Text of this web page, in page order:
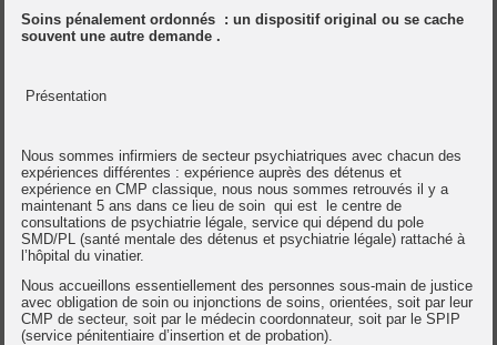
Soins pénalement ordonnés : un dispositif original ou se cache
souvent une autre demande .
Présentation
Nous sommes infirmiers de secteur psychiatriques avec chacun des
expériences différentes : expérience auprès des détenus et
expérience en CMP classique, nous nous sommes retrouvés il y a
maintenant 5 ans dans ce lieu de soin qui est le centre de
consultations de psychiatrie légale, service qui dépend du pole
SMD/PL (santé mentale des détenus et psychiatrie légale) rattaché à
l’hôpital du vinatier.
Nous accueillons essentiellement des personnes sous-main de justice
avec obligation de soin ou injonctions de soins, orientées, soit par leur
CMP de secteur, soit par le médecin coordonnateur, soit par le SPIP
(service pénitentiaire d’insertion et de probation).